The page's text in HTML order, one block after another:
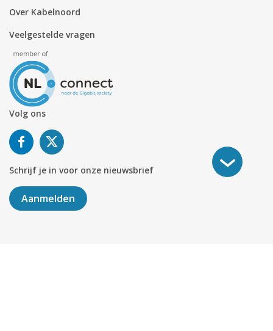
Over Kabelnoord
Veelgestelde vragen
Volg ons
Schrijf je in voor onze nieuwsbrief
Aanmelden